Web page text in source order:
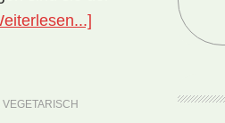
ÜberNationalgericht
VEGETARISCH